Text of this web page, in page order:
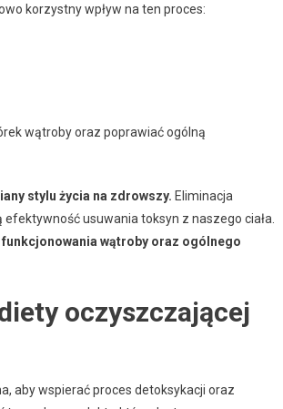
korzystny wpływ na ten proces:
wątroby oraz poprawiać ogólną
stylu życia na zdrowszy. Eliminacja
usuwania toksyn z naszego ciała.
wątroby oraz ogólnego
oczyszczającej
aby wspierać proces detoksykacji oraz